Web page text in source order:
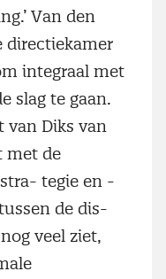
Van den
directiekamer
integraal met
slag te gaan.
van Diks van
met de
tegie en -
de dis-
veel ziet,